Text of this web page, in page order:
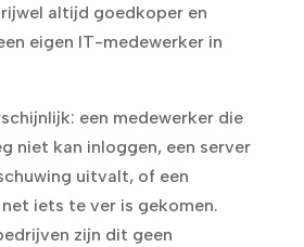
altijd goedkoper en
eigen IT-medewerker in
een medewerker die
niet kan inloggen, een server
uitvalt, of een
iets te ver is gekomen.
zijn dit geen